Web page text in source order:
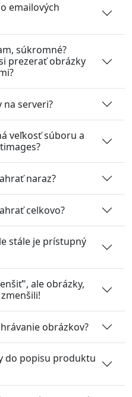
emailových
súkromné?
prezerať obrázky
serveri?
veľkosť súboru a
naraz?
celkovo?
stále je prístupný
ale obrázky,
obrázkov?
do popisu produktu